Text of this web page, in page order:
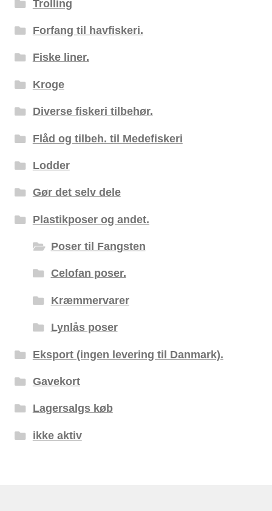
Trolling
Forfang til havfiskeri.
Fiske liner.
Kroge
Diverse fiskeri tilbehør.
Flåd og tilbeh. til Medefiskeri
Lodder
Gør det selv dele
Plastikposer og andet.
Poser til Fangsten
Celofan poser.
Kræmmervarer
Lynlås poser
Eksport (ingen levering til Danmark).
Gavekort
Lagersalgs køb
ikke aktiv